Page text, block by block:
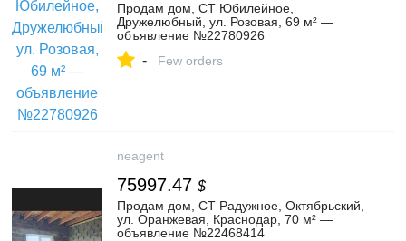
Продам дом, СТ Юбилейное,
Дружелюбный, ул. Розовая, 69 м² —
объявление №22780926
- Few orders
neagent
75997.47 $
Продам дом, СТ Радужное, Октябрьский,
ул. Оранжевая, Краснодар, 70 м² —
объявление №22468414